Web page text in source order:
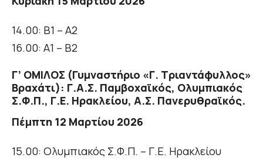
14.00: Β1 – Α2
16.00: Α1 – Β2
Γ’ ΟΜΙΛΟΣ (Γυμναστήριο «Γ. Τριαντάφυλλος»
Βραχάτι): Γ.Α.Σ. Παμβοχαϊκός, Ολυμπιακός
Σ.Φ.Π., Γ.Ε. Ηρακλείου, Α.Σ. Πανερυθραϊκός.
Πέμπτη 12 Μαρτίου 2026
15.00: Ολυμπιακός Σ.Φ.Π. – Γ.Ε. Ηρακλείου